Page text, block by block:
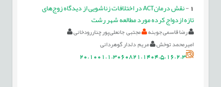
-
نقش درمانACT در اختلافات زناشویی از دیدگاه زوج‌های
تازه ازدواج کرده مورد مطالعه شهر رشت
رضا قاسمی جوبنه
مجتبی جانعلی‌پور چناررودخانی
امیرمحمد توخش
مریم دلدار گوهردانی
20.1001.1.3060821.1404.5.16.2.3